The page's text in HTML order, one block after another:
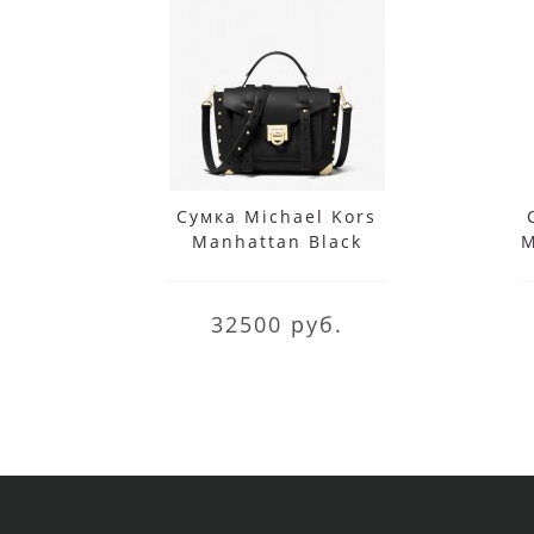
Сумка Michael Kors
Manhattan Black
32500 руб.